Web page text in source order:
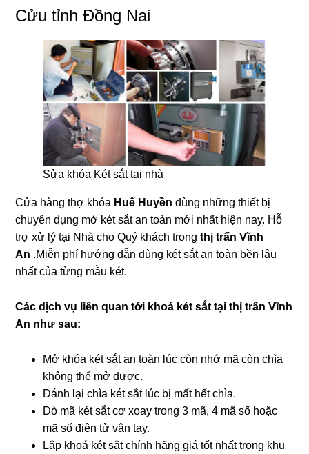
Cửu tỉnh Đồng Nai
Sửa khóa Két sắt tại nhà
Cửa hàng thợ khóa Huế Huyền dùng những thiết bị
chuyên dụng mở két sắt an toàn mới nhất hiện nay. Hỗ
trợ xử lý tại Nhà cho Quý khách trongthị trấn Vĩnh
An .Miễn phí hướng dẫn dùng két sắt an toàn bền lâu
nhất của từng mẫu két.
Các dịch vụ liên quan tới khoá két sắt tại thị trấn Vĩnh
An như sau:
Mở khóa két sắt an toàn lúc còn nhớ mã còn chìa
không thể mở được.
Đánh lại chìa két sắt lúc bị mất hết chìa.
Dò mã két sắt cơ xoay trong 3 mã, 4 mã số hoặc
mã số điện tử vân tay.
Lắp khoá két sắt chính hãng giá tốt nhất trong khu